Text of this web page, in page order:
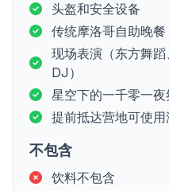
头盔和安全设备
传统摩洛哥自助晚餐
现场表演（东方舞蹈
DJ）
星空下的一千零一夜
提前抵达营地可使
不包含
饮料不包含